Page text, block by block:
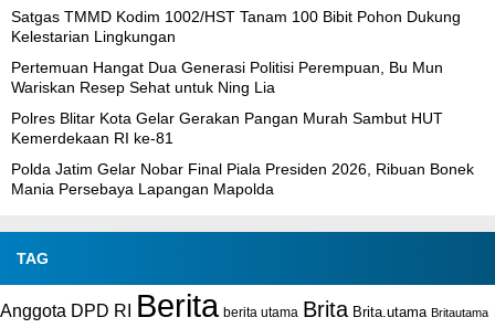
Satgas TMMD Kodim 1002/HST Tanam 100 Bibit Pohon Dukung
Kelestarian Lingkungan
Pertemuan Hangat Dua Generasi Politisi Perempuan, Bu Mun
Wariskan Resep Sehat untuk Ning Lia
Polres Blitar Kota Gelar Gerakan Pangan Murah Sambut HUT
Kemerdekaan RI ke-81
Polda Jatim Gelar Nobar Final Piala Presiden 2026, Ribuan Bonek
Mania Persebaya Lapangan Mapolda
TAG
Anggota DPD RI Berita berita utama Brita Brita.utama Britautama